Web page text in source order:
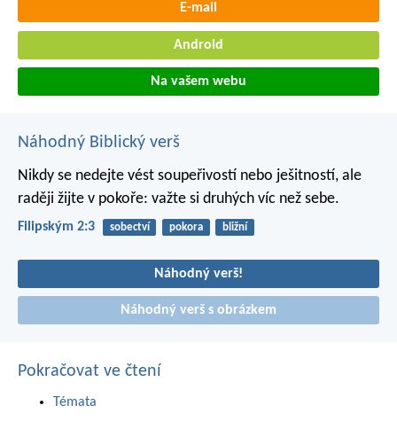
E-mail
Android
Na vašem webu
Náhodný Biblický verš
Nikdy se nedejte vést soupeřivostí nebo ješitností, ale
raději žijte v pokoře: važte si druhých víc než sebe.
Filipským 2:3 sobectví pokora bližní
Náhodný verš!
Náhodný verš s obrázkem
Pokračovat ve čtení
Témata